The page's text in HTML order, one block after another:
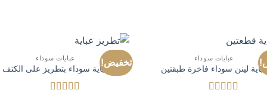
عبايات سوداء
لينن سوداء فاخرة طبقتين
تخفيض! عبايات سوداء
عباية سوداء بتطريز على الكتف